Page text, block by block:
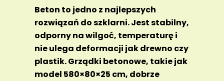
Beton to jedno z najlepszych
rozwiązań do szklarni. Jest stabilny,
odporny na wilgoć, temperaturę i
nie ulega deformacji jak drewno czy
plastik. Grządki betonowe, takie jak
model 580×80×25 cm, dobrze